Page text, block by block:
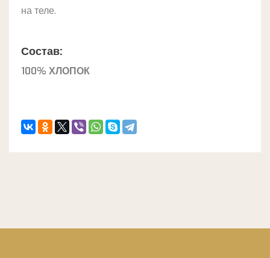
на теле.
Состав:
100% ХЛОПОК